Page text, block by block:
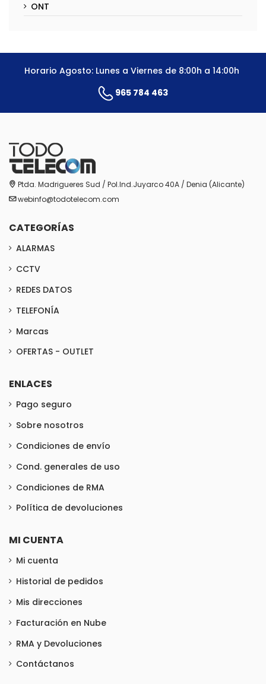
ONT
Horario Agosto: Lunes a Viernes de 8:00h a 14:00h
965 784 463
Ptda. Madrigueres Sud / Pol.Ind.Juyarco 40A / Denia (Alicante)
webinfo@todotelecom.com
CATEGORÍAS
ALARMAS
CCTV
REDES DATOS
TELEFONÍA
Marcas
OFERTAS - OUTLET
ENLACES
Pago seguro
Sobre nosotros
Condiciones de envío
Cond. generales de uso
Condiciones de RMA
Política de devoluciones
MI CUENTA
Mi cuenta
Historial de pedidos
Mis direcciones
Facturación en Nube
RMA y Devoluciones
Contáctanos